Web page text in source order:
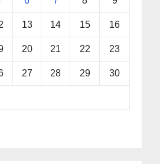
13 14 15 16
20 21 22 23
27 28 29 30